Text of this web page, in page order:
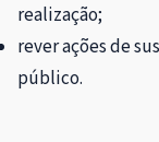
realização;
rever ações de
público.